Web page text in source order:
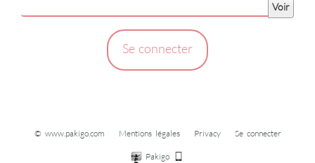
Voir
Se connecter
© www.pakigo.com Mentions légales Privacy Se connecter
Pakigo